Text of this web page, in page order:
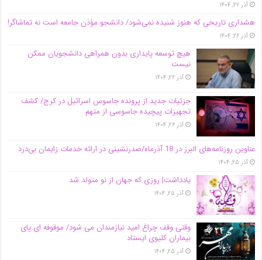
آذر ۲۷, ۱۴۰۴
هشداری تاریخی که هنوز شنیده نمی‌شود/ دانشجو مؤذن جامعه است نه تماشاگر!
آذر ۲۶, ۱۴۰۴
هیچ توسعه پایداری بدون همراهی دانشجویان ممکن
نیست
آذر ۲۶, ۱۴۰۴
جزئیات جدید از پرونده جاسوس اسرائیل در کرج/‌ کشف
تجهیزات پیچیده جاسوسی از متهم
آذر ۲۶, ۱۴۰۴
عناوین روزنامه‌های البرز در ‌18 آذرماه/صدرنشینی در ارائه خدمات زایمان بی‌درد
آذر ۲۵, ۱۴۰۴
یادداشت| روزی که جهان از نو متولد شد
آذر ۲۵, ۱۴۰۴
وقتی وقف چراغ امید نیازمندان می شود/ موقوفه ای پای
بیماران کلیوی ایستاد
آذر ۲۵, ۱۴۰۴